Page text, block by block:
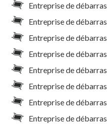
Entreprise de
Entreprise de
Entreprise de
Entreprise de
Entreprise de
Entreprise de
Entreprise de
Entreprise de